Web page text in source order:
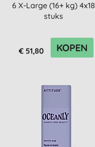
6 X-Large (16+ kg) 4x18
stuks
€ 51,80 KOPEN